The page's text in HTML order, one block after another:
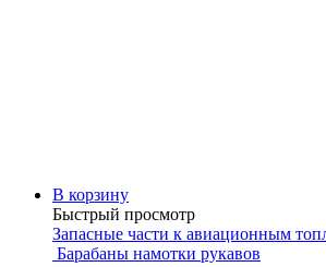
В корзину
Быстрый просмотр
Запасные части к авиационным
Барабаны намотки рукавов